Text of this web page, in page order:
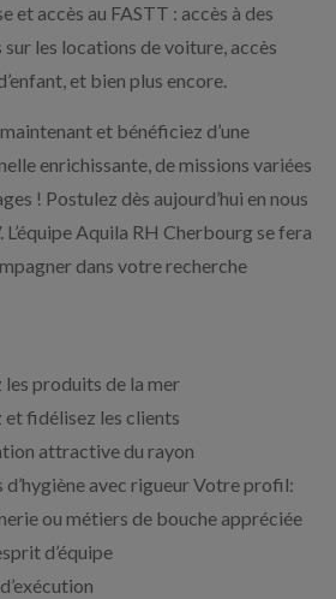
et accès au FASTT : accès à des
les locations de voiture, accès
et bien plus encore.
et bénéficiez d’une
enrichissante, de missions variées
! Postulez dès aujourd’hui en nous
Aquila RH Cherbourg se fera
dans votre recherche
produits de la mer
et fidélisez les clients
attractive du rayon
d’hygiène avec rigueur Votre profil:
ou métiers de bouche appréciée
d’équipe